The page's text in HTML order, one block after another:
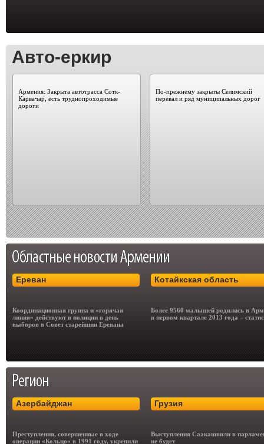
Авто-еркир
Армения: Закрыта автотрасса Сотк-
Карвачар, есть труднопроходимые
дороги
По-прежнему закрыты Селимский
перевал и ряд муниципальных дорог
Ереван
Координационная группа и «горячая
линия» действуют в полиции в день
выборов в Совет старейшин Еревана
Котайкская область
Более 9560 малышей родились в
в первом квартале 2013 года –
Азербайджан
Преступления, совершенные в ходе
операции «Кольцо» в 1991 году, укрепили
Грузия
Выступления Саакашвили в
не будет